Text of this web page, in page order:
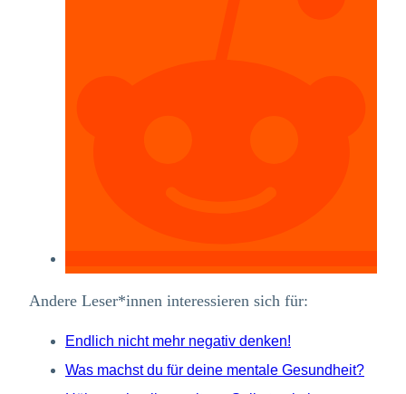
Andere Leser*innen interessieren sich für:
Endlich nicht mehr negativ denken!
Was machst du für deine mentale Gesundheit?